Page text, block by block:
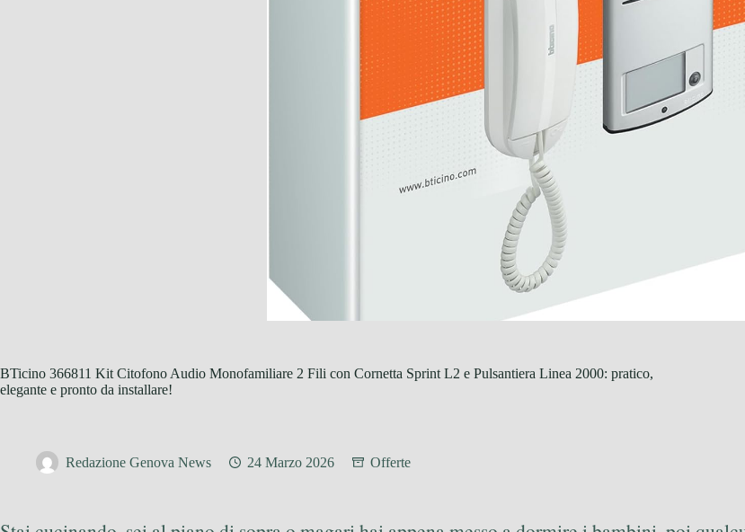
BTicino 366811 Kit Citofono Audio Monofamiliare 2 Fili con Cornetta Sprint L2 e Pulsantiera Linea 2000: pratico,
elegante e pronto da installare!
Redazione Genova News 24 Marzo 2026 Offerte